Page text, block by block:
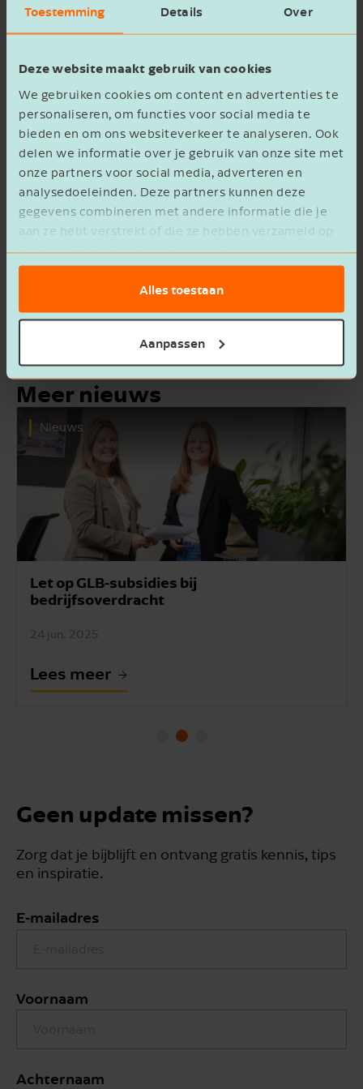
Toestemming Details Over
Deze website maakt gebruik van cookies
We gebruiken cookies om content en advertenties te
personaliseren, om functies voor social media te
bieden en om ons websiteverkeer te analyseren. Ook
delen we informatie over je gebruik van onze site met
onze partners voor social media, adverteren en
analysedoeleinden. Deze partners kunnen deze
gegevens combineren met andere informatie die je
aan ze hebt verstrekt of die ze hebben verzameld op
basis van het gebruik van hun services.
Alles toestaan
Aanpassen
dit niet, dan wordt er geen NOW toegekend.
bij overname? Neem gerustcontactop.
Steven Akse
Privacy Officer
Neem contact op
Meer nieuws
Nieuws
Let op GLB-subsidies bij
bedrijfsoverdracht
24 jun. 2025
Lees meer
Geen update missen?
Zorg dat je bijblijft en ontvang gratis kennis, tips
en inspiratie.
E-mailadres
Voornaam
Achternaam